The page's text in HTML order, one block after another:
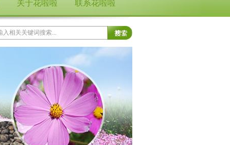
关于花啦啦 联系花啦啦